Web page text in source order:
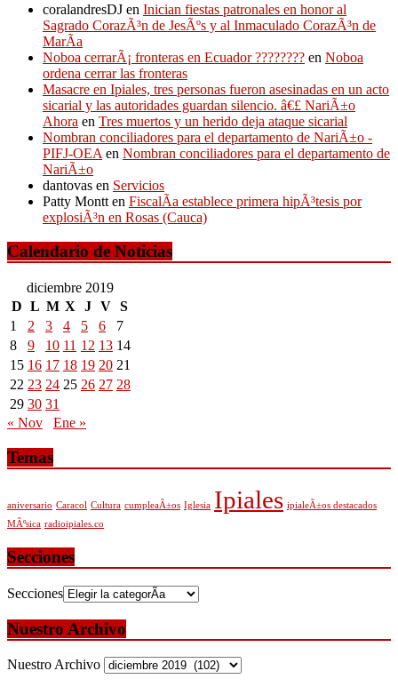
coralandresDJ en Inician fiestas patronales en honor al
Sagrado CorazÃ³n de JesÃºs y al Inmaculado CorazÃ³n de
MarÃ­a
Noboa cerrarÃ¡ fronteras en Ecuador ???????? en Noboa
ordena cerrar las fronteras
Masacre en Ipiales, tres personas fueron asesinadas en un acto
sicarial y las autoridades guardan silencio. â€£ NariÃ±o
Ahora en Tres muertos y un herido deja ataque sicarial
Nombran conciliadores para el departamento de NariÃ±o -
PIFJ-OEA en Nombran conciliadores para el departamento de
NariÃ±o
dantovas en Servicios
Patty Montt en FiscalÃ­a establece primera hipÃ³tesis por
explosiÃ³n en Rosas (Cauca)
Calendario de Noticias
diciembre 2019
D L M X J V S
1
2 3 4 5 6
7
8
9 10 11 12 13 14
15 16 17 18 19 20 21
22 23 24 25 26 27 28
29 30 31
« Nov
Ene »
Temas
aniversario Caracol Cultura cumpleaÃ±os Iglesia Ipiales ipialeÃ±os destacados
MÃºsica radioipiales.co
Secciones
Secciones
Nuestro Archivo
Nuestro Archivo